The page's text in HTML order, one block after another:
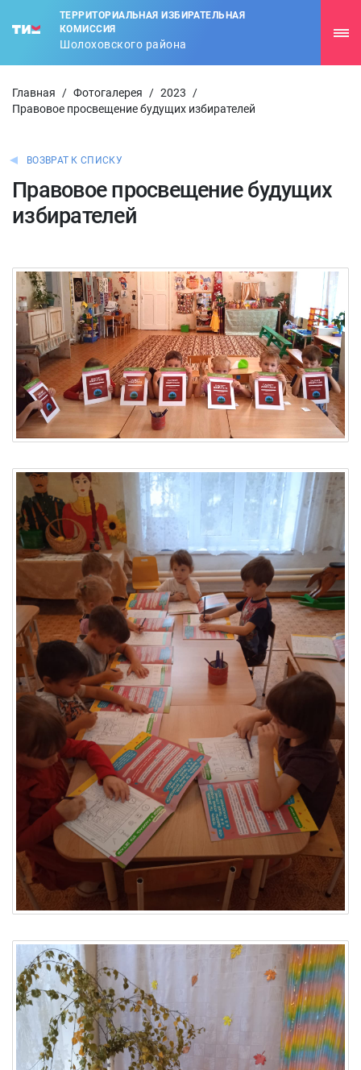
ТЕРРИТОРИАЛЬНАЯ ИЗБИРАТЕЛЬНАЯ
КОМИССИЯ
Шолоховского района
Главная / Фотогалерея / 2023
/
Правовое просвещение будущих избирателей
ВОЗВРАТ К СПИСКУ
Правовое просвещение будущих
избирателей